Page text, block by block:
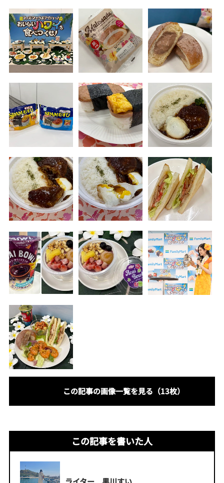
この記事の画像一覧を見る（13枚）
この記事を書いた人